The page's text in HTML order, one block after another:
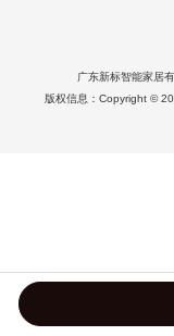
广东新标智能家居
版权信息：Copyright ©